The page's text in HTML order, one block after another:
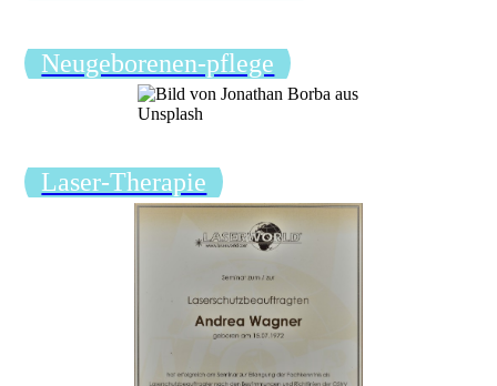
Neugeborenen-pflege
Laser-Therapie